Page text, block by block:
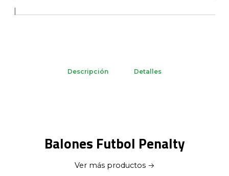
|
Descripción Detalles
Balones Futbol Penalty
Ver más productos